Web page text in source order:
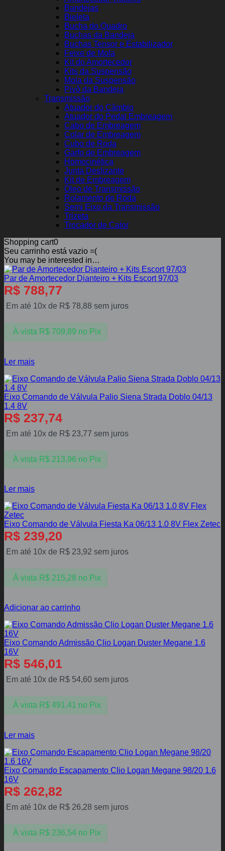
Bandejas
Bieleta
Bucha do Quadro
Buchas da Bandeja
Buchas Tensor e Estabilizador
Feixe de Mola
Kit do Amortecedor
Kits da Suspensão
Mola da Suspensão
Pivô da Bandeja
Transmissão
Atuador do Câmbio
Atuador do Pedal Embreagem
Cabo de Embreagem
Colar de Embreagem
Cubo de Roda
Garfo de Embreagem
Homocinética
Junta Deslizante
Kit de Embreagem
Óleo de Transmissão
Rolamento de Roda
Semi Eixo da Transmissão
Trizeta
Trocador de Calor
Shopping cart0
Seu carrinho está vazio =(
You may be interested in…
Par de Amortecedor Dianteiro + Kits Escort 97/03
R$ 788,77
Em até 10x de R$ 78,88 sem juros
À vista R$709,89 no Pix
Ler mais
Eixo Comando de Válvula Palio Siena Strada Doblo 04/13
1.4 8V
R$ 237,74
Em até 10x de R$ 23,77 sem juros
À vista R$213,96 no Pix
Ler mais
Eixo Comando de Válvula Fiesta Ka 06/13 1.0 8V Flex Zetec
R$ 239,20
Em até 10x de R$ 23,92 sem juros
À vista R$215,28 no Pix
Adicionar ao carrinho
Eixo Comando Admissão Clio Logan Duster Megane 1.6
16V
R$ 546,01
Em até 10x de R$ 54,60 sem juros
À vista R$491,41 no Pix
Ler mais
Eixo Comando Escapamento Clio Logan Megane 98/20 1.6
16V
R$ 262,82
Em até 10x de R$ 26,28 sem juros
À vista R$236,54 no Pix